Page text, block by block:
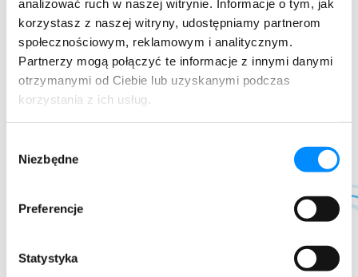
analizować ruch w naszej witrynie. Informacje o tym, jak
korzystasz z naszej witryny, udostępniamy partnerom
społecznościowym, reklamowym i analitycznym.
Partnerzy mogą połączyć te informacje z innymi danymi
otrzymanymi od Ciebie lub uzyskanymi podczas
korzystania z ich usług.
zgody
Niezbędne
Preferencje
Statystyka
Zostaw dane